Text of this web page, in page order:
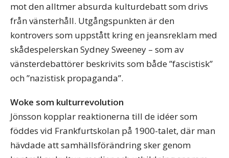
mot den alltmer absurda kulturdebatt som drivs
från vänsterhåll. Utgångspunkten är den
kontrovers som uppstått kring en jeansreklam med
skådespelerskan Sydney Sweeney – som av
vänsterdebattörer beskrivits som både ”fascistisk”
och ”nazistisk propaganda”.
Woke som kulturrevolution
Jönsson kopplar reaktionerna till de idéer som
föddes vid Frankfurtskolan på 1900-talet, där man
hävdade att samhällsförändring sker genom